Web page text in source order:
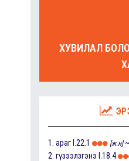
ХУВИЛАЛ
1. араг I.22.1 [ж.н]
2. гүзээлзгэнэ I.18.4